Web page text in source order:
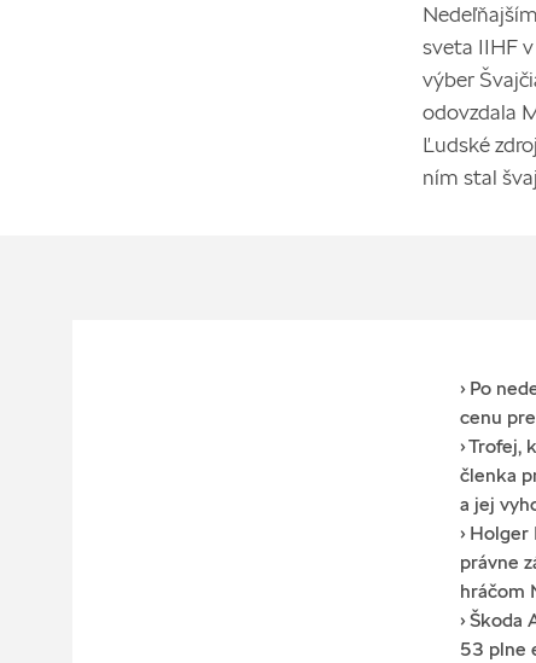
sveta IIHF
výber
odovzdala
Ľudské
ním stal
› Po
cenu
›
členka
a jej
›
právne
hráčom
› Škoda
53 plne